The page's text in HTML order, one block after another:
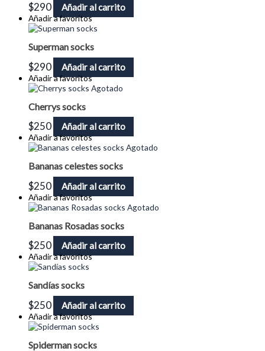
$290 Añadir al carrito
Añadir a favoritos
Superman socks
$290 Añadir al carrito
Añadir a favoritos
Agotado
Cherrys socks
$250 Añadir al carrito
Añadir a favoritos
Agotado
Bananas celestes socks
$250 Añadir al carrito
Añadir a favoritos
Agotado
Bananas Rosadas socks
$250 Añadir al carrito
Añadir a favoritos
Sandías socks
$250 Añadir al carrito
Añadir a favoritos
Spiderman socks